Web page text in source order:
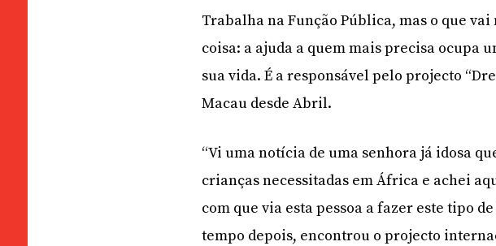
Trabalha na Função Pública, mas o que
coisa: a ajuda a quem mais precisa ocupa
sua vida. É a responsável pelo projecto
Macau desde Abril.
“Vi uma notícia de uma senhora já idosa
crianças necessitadas em África e achei
com que via esta pessoa a fazer este tipo
tempo depois, encontrou o projecto